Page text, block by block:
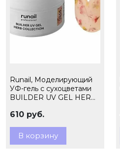
Runail, Моделирующий
УФ-гель с сухоцветами
BUILDER UV GEL HERB
610 руб.
В корзину